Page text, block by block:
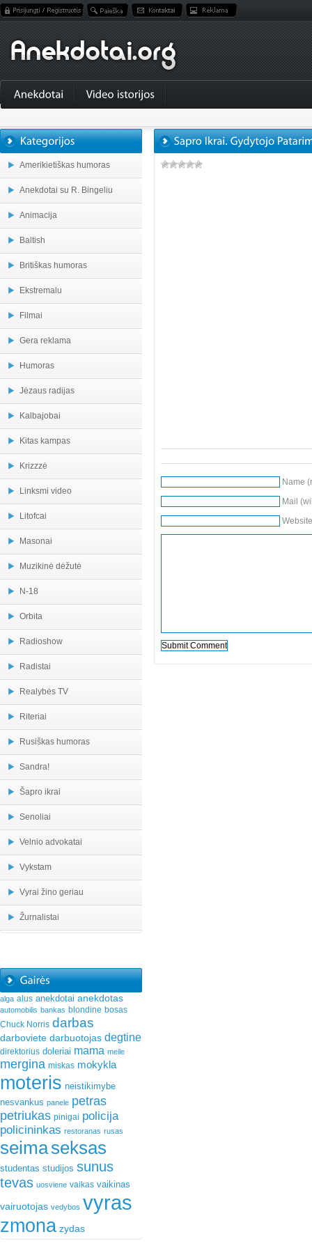
Amerikietiškas humoras
Anekdotai su R. Bingeliu
Animacija
Baltish
Britiškas humoras
Ekstremalu
Filmai
Gera reklama
Humoras
Jėzaus radijas
Kalbajobai
Kitas kampas
Krizzzė
Linksmi video
Litofcai
Masonai
Muzikinė dėžutė
N-18
Orbita
Radioshow
Radistai
Realybės TV
Riteriai
Rusiškas humoras
Sandra!
Šapro ikrai
Senoliai
Velnio advokatai
Vykstam
Vyrai žino geriau
Žurnalistai
alga alus anekdotai anekdotas
automobilis bankas blondine bosas
Chuck Norris darbas
darboviete darbuotojas degtine
direktorius doleriai mama meile
mergina miskas mokykla
moteris neistikimybe
nesvankus panele petras
petriukas pinigai policija
policininkas restoranas rusas
seimaseksas
studentas studijos sunus
tevas uosviene vaikas vaikinas
vairuotojas vedybos vyras
zmona zydas
Name
Mail